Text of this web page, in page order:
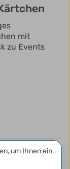
mit
zu Events
um Ihnen ein